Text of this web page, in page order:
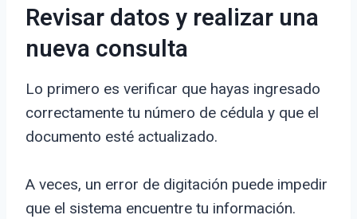
Revisar datos y realizar una
nueva consulta
Lo primero es verificar que hayas ingresado
correctamente tu número de cédula y que el
documento esté actualizado.
A veces, un error de digitación puede impedir
que el sistema encuentre tu información.